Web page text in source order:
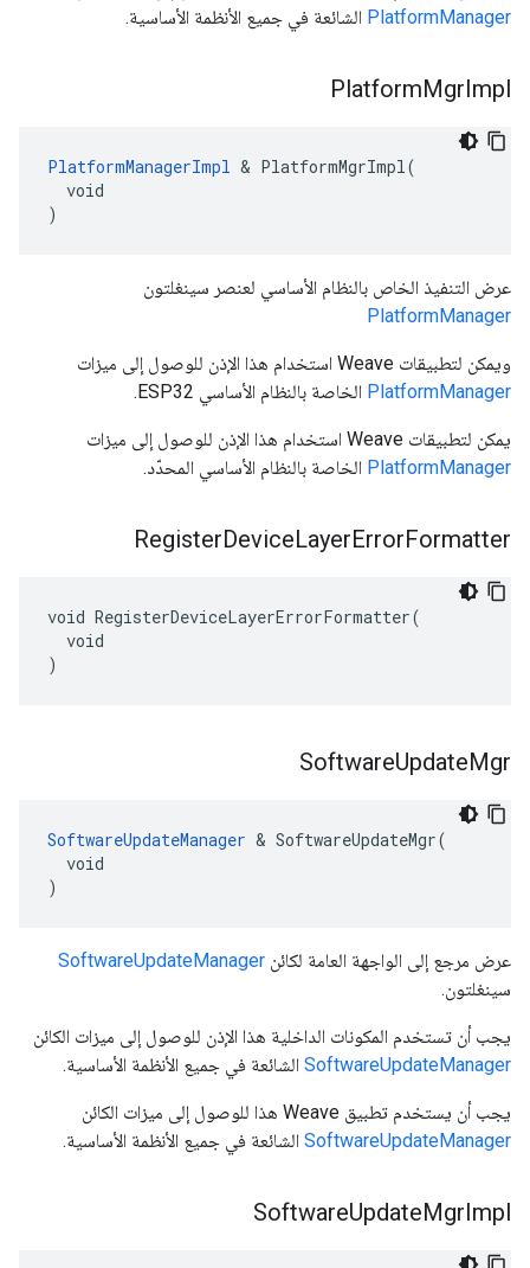
PlatformManager الشائعة في جميع الأنظمة الأساسية.
PlatformMgrImpl
PlatformManagerImpl & PlatformMgrImpl(
  void
)
عرض التنفيذ الخاص بالنظام الأساسي لعنصر سينغلتون
PlatformManager
ويمكن لتطبيقات Weave استخدام هذا الإذن للوصول إلى ميزات
PlatformManager الخاصة بالنظام الأساسي ESP32.
يمكن لتطبيقات Weave استخدام هذا الإذن للوصول إلى ميزات
PlatformManager الخاصة بالنظام الأساسي المحدّد.
RegisterDeviceLayerErrorFormatter
void RegisterDeviceLayerErrorFormatter(
  void
)
SoftwareUpdateMgr
SoftwareUpdateManager & SoftwareUpdateMgr(
  void
)
عرض مرجع إلى الواجهة العامة لكائن SoftwareUpdateManager
سينغلتون.
يجب أن تستخدم المكونات الداخلية هذا الإذن للوصول إلى ميزات الكائن
SoftwareUpdateManager الشائعة في جميع الأنظمة الأساسية.
يجب أن يستخدم تطبيق Weave هذا للوصول إلى ميزات الكائن
SoftwareUpdateManager الشائعة في جميع الأنظمة الأساسية.
SoftwareUpdateMgrImpl